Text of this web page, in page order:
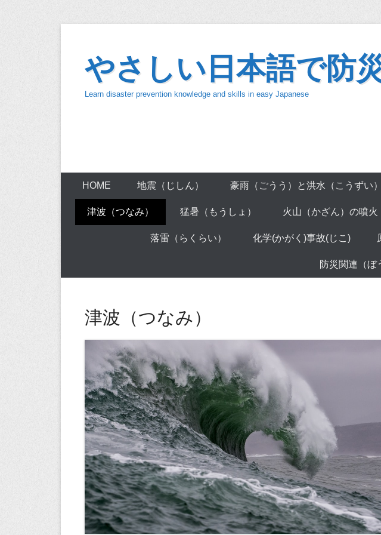
contentやさしい日本語で防
Learn disaster prevention knowledge and skills in easy Japanese
HOME 地震（じしん） 豪雨（ごうう）と洪水（こうずい）
津波（つなみ） 猛暑（もうしょ） 火山（かざん）の噴火
落雷（らくらい） 化学(かがく)事故(じこ)
防災関連（ぼ
津波（つなみ）